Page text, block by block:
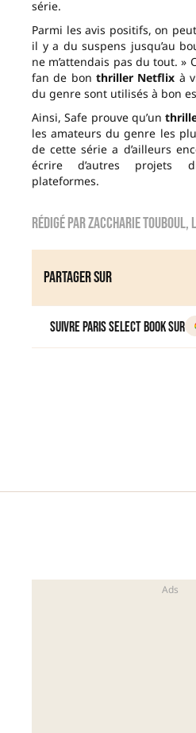
série.
Parmi les avis positifs, on
il y a du suspens jusqu’au
ne m’attendais pas du tout. »
fan de bon thriller Netflix à
du genre sont utilisés à bon
Ainsi, Safe prouve qu’un
les amateurs du genre les
de cette série a d’ailleurs
écrire d’autres projets
plateformes.
Rédigé parzaccharie touboul,
Partager sur
Suivre Paris Select Book sur